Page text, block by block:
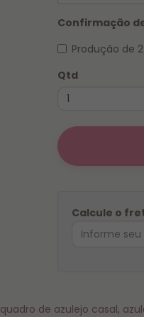
Confirmação
Produção de
Qtd
Calcule o
quadro de azulejo casal,